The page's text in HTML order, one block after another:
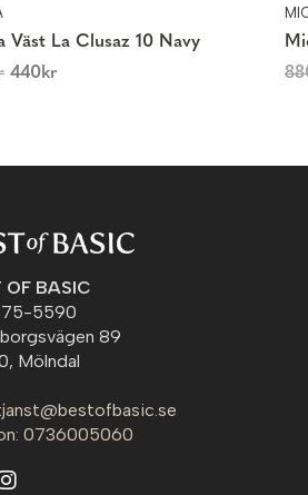
Väst La Clusaz 10 Navy
440kr
OF BASIC
5590
89
Mölndal
0736005060